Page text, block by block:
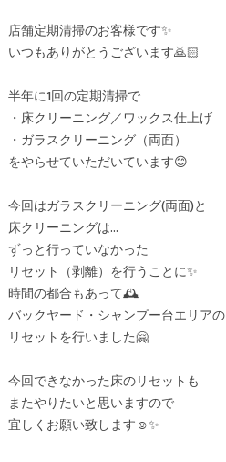
店舗定期清掃のお客様です✨
いつもありがとうございます🙇🏻
半年に1回の定期清掃で
・床クリーニング／ワックス仕上げ
・ガラスクリーニング（両面）
をやらせていただいています😊
今回はガラスクリーニング(両面)と
床クリーニングは…
ずっと行っていなかった
リセット（剥離）を行うことに✨
時間の都合もあって🕰️
バックヤード・シャンプー台エリアの
リセットを行いました🤗
今回できなかった床のリセットも
またやりたいと思いますので
宜しくお願い致します☺️✨